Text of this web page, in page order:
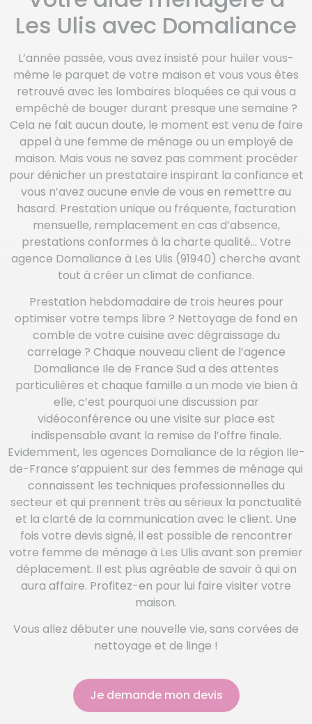
Les Ulis avec Domaliance
L’année passée, vous avez insisté pour huiler vous-
même le parquet de votre maison et vous vous êtes
retrouvé avec les lombaires bloquées ce qui vous a
empêché de bouger durant presque une semaine ?
Cela ne fait aucun doute, le moment est venu de faire
appel à une femme de ménage ou un employé de
maison. Mais vous ne savez pas comment procéder
pour dénicher un prestataire inspirant la confiance et
vous n’avez aucune envie de vous en remettre au
hasard. Prestation unique ou fréquente, facturation
mensuelle, remplacement en cas d’absence,
prestations conformes à la charte qualité… Votre
agence Domaliance à Les Ulis (91940) cherche avant
tout à créer un climat de confiance.
Prestation hebdomadaire de trois heures pour
optimiser votre temps libre ? Nettoyage de fond en
comble de votre cuisine avec dégraissage du
carrelage ? Chaque nouveau client de l’agence
Domaliance Ile de France Sud a des attentes
particulières et chaque famille a un mode vie bien à
elle, c’est pourquoi une discussion par
vidéoconférence ou une visite sur place est
indispensable avant la remise de l’offre finale.
Evidemment, les agences Domaliance de la région Ile-
de-France s’appuient sur des femmes de ménage qui
connaissent les techniques professionnelles du
secteur et qui prennent très au sérieux la ponctualité
et la clarté de la communication avec le client. Une
fois votre devis signé, il est possible de rencontrer
votre femme de ménage à Les Ulis avant son premier
déplacement. Il est plus agréable de savoir à qui on
aura affaire. Profitez-en pour lui faire visiter votre
maison.
Vous allez débuter une nouvelle vie, sans corvées de
nettoyage et de linge !
Je demande mon devis